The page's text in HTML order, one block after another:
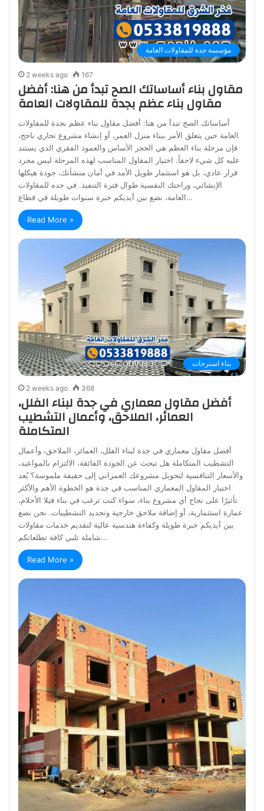
مؤسسة جدة للمقاولات العامة
2 weeks ago 167
مقاول بناء أساساتك الصح تبدأ من هنا: أفضل
مقاول بناء عظم بجدة للمقاولات العامة
أساساتك الصح تبدأ من هنا: أفضل مقاول بناء عظم بجدة للمقاولات
العامة حين يتعلق الأمر ببناء منزل العمر، أو إنشاء مشروع تجاري ناجح،
فإن مرحلة بناء العظم هي الحجر الأساس والعمود الفقري الذي يستند
عليه كل شيء لاحقاً. اختيار المقاول المناسب لهذه المرحلة ليس مجرد
قرار عادي، بل هو استثمار طويل الأمد في أمان منشأتك، جودة هيكلها
الإنشائي، وراحتك النفسية طوال فترة التنفيذ. في جده للمقاولات
العامة، نضع بين أيديكم خبرة سنوات طويلة في قطاع…
Read More »
بناء استرحات
2 weeks ago 368
أفضل مقاول معماري في جدة لبناء الفلل،
العمائر، الملاحق، وأعمال التشطيب
المتكاملة
أفضل مقاول معماري في جدة لبناء الفلل، العمائر، الملاحق، وأعمال
التشطيب المتكاملة هل تبحث عن الجودة الفائقة، الالتزام بالمواعيد،
والأسعار التنافسية لتحويل مشروعك العمراني إلى حقيقة ملموسة؟ يُعد
اختيار المقاول المعماري المناسب في جدة هو الخطوة الأهم والأكثر
تأثيرًا على نجاح أي مشروع بناء، سواء كنت ترغب في بناء فيلا الأحلام،
عمارة استثمارية، أو إضافة ملاحق خارجية وتجديد التشطيبات. نحن نضع
بين أيديكم خبرة طويلة وكفاءة هندسية عالية لتقديم خدمات مقاولات
شاملة تلبي كافة تطلعاتكم…
Read More »